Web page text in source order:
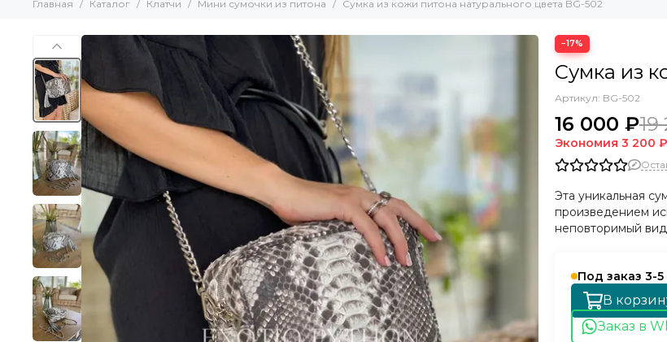
Главная Каталог Клатчи Мини сумочки из питона Сумка из кожи питона натурального цвета BG-502
−17%
Сумка из
Артикул: BG-502
16 000 ₽
Экономия 3 200 ₽
Эта уникальная
произведением
неповторимый
Под заказ 3-
В
Заказ в